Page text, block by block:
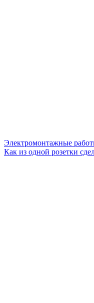
Электромонтажные
Как из одной розетки